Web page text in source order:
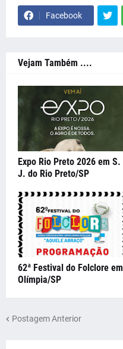
Facebook
Vejam Também ....
Expo Rio Preto 2026 em S.
J. do Rio Preto/SP
62ª Festival do Folclore em
Olímpia/SP
Postagem Anterior